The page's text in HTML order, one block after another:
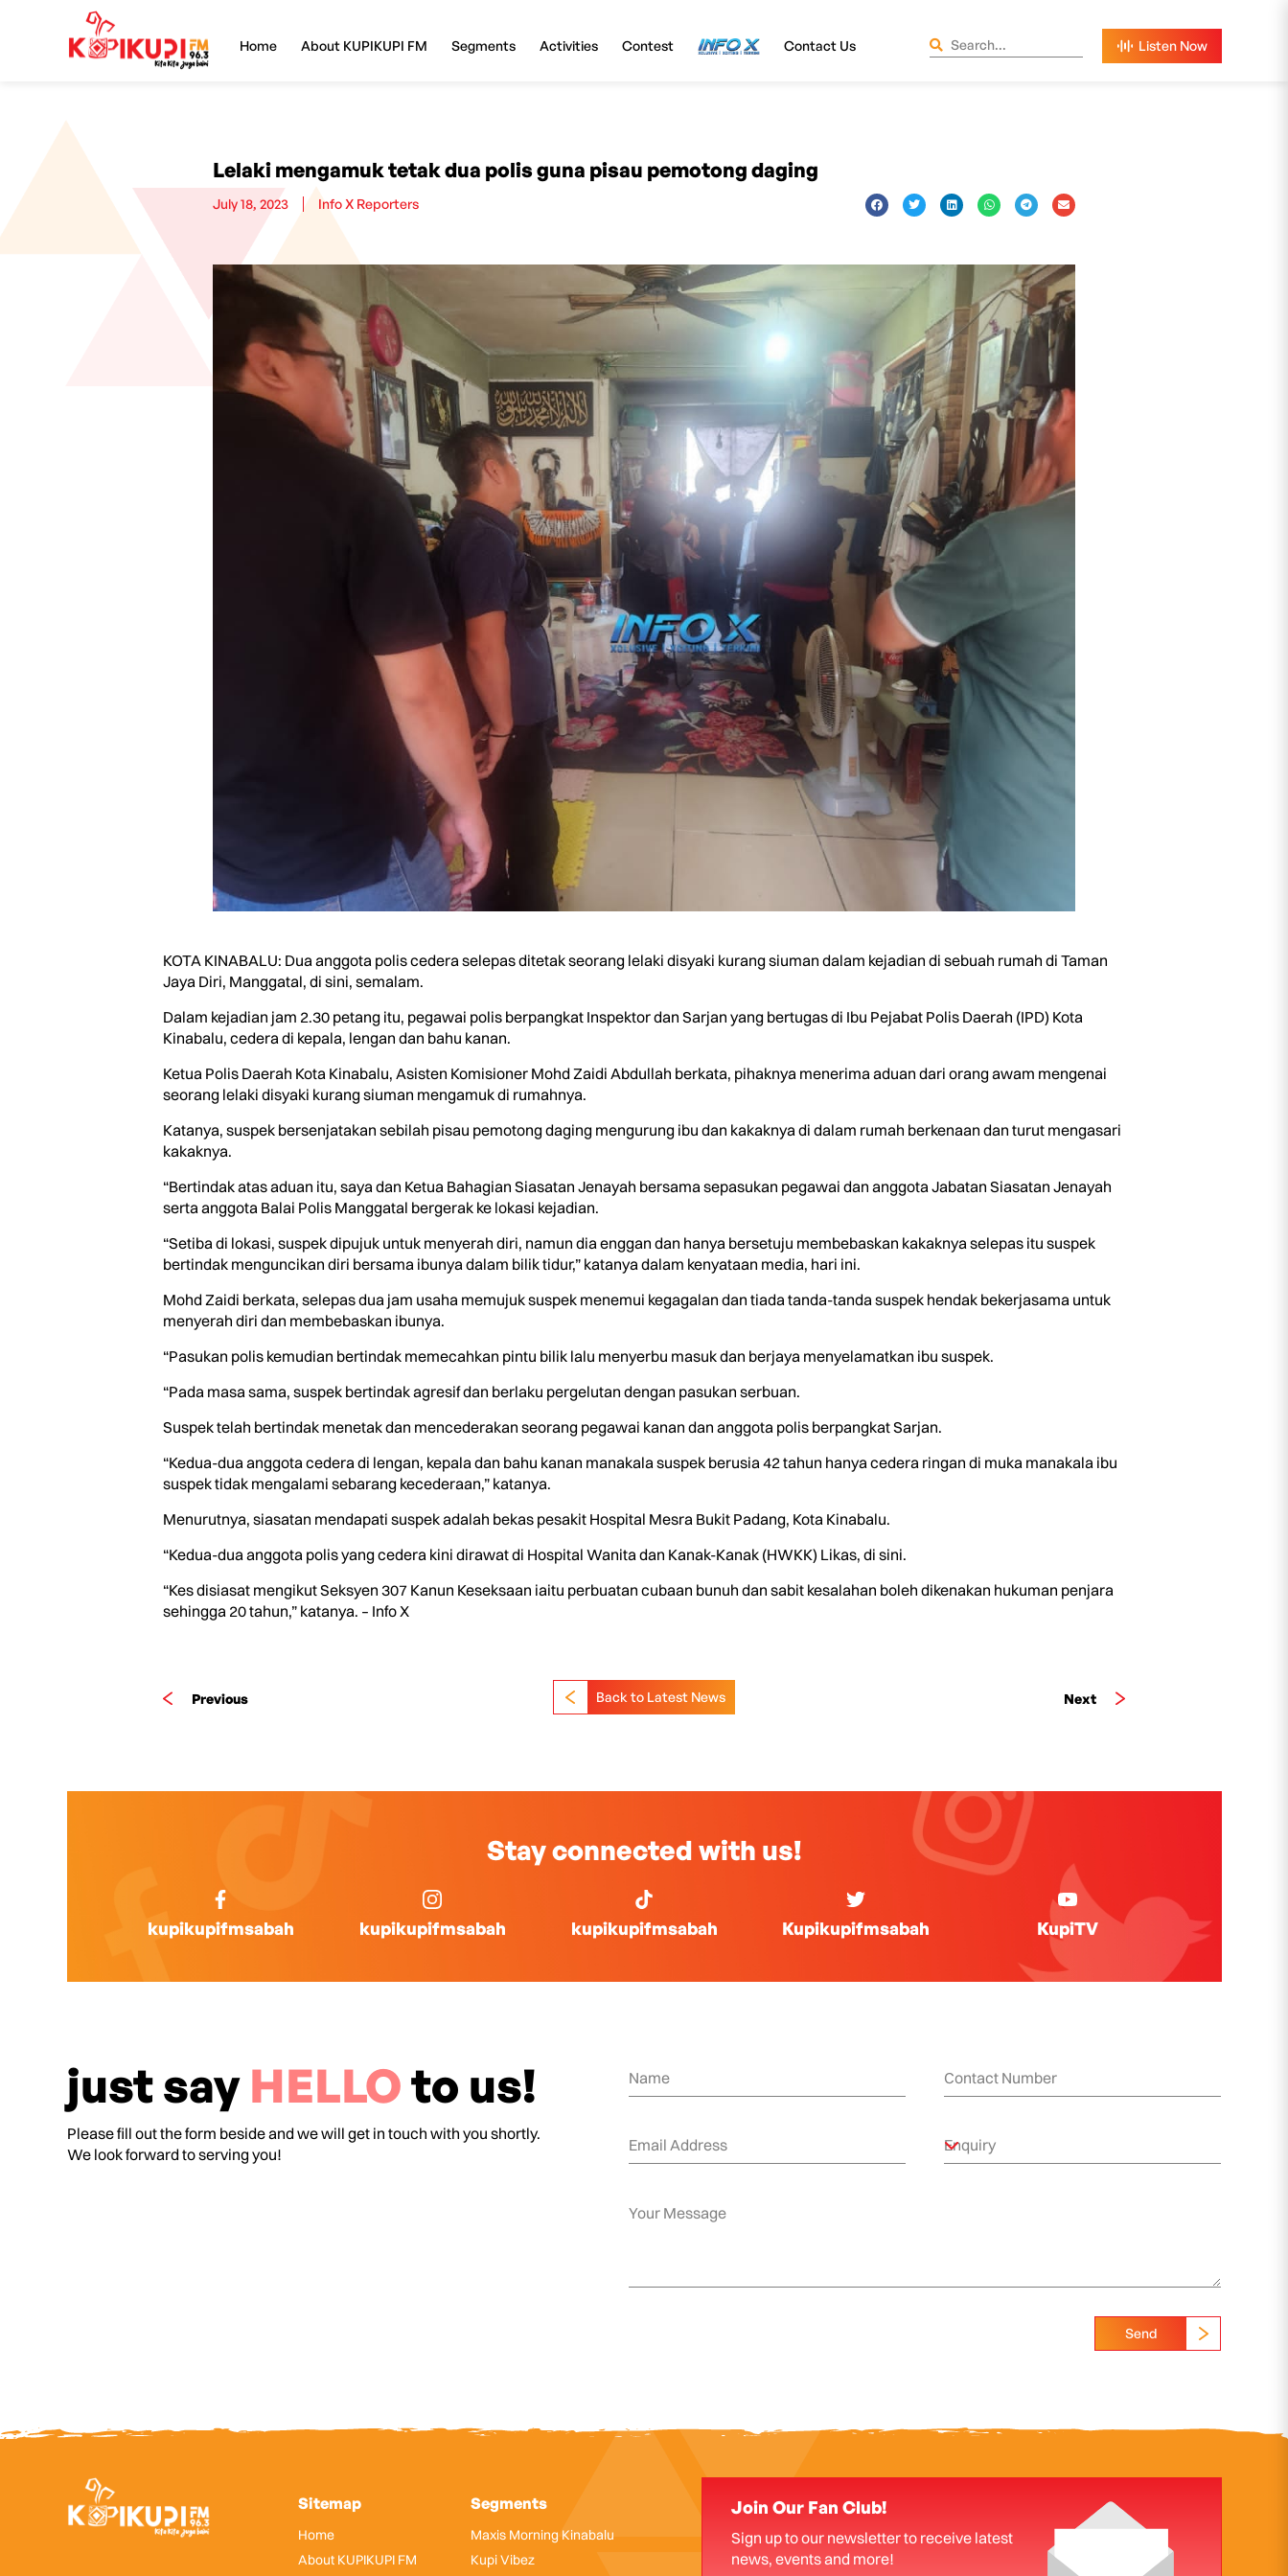
Home About KUPIKUPI FM Segments Activities Contest InfoX Contact Us
Lelaki mengamuk tetak dua polis guna pisau pemotong daging
July 18, 2023 Info X Reporters
KOTA KINABALU: Dua anggota polis cedera selepas ditetak seorang lelaki disyaki kurang siuman dalam kejadian di sebuah rumah di Taman
Jaya Diri, Manggatal, di sini, semalam.
Dalam kejadian jam 2.30 petang itu, pegawai polis berpangkat Inspektor dan Sarjan yang bertugas di Ibu Pejabat Polis Daerah (IPD) Kota
Kinabalu, cedera di kepala, lengan dan bahu kanan.
Ketua Polis Daerah Kota Kinabalu, Asisten Komisioner Mohd Zaidi Abdullah berkata, pihaknya menerima aduan dari orang awam mengenai
seorang lelaki disyaki kurang siuman mengamuk di rumahnya.
Katanya, suspek bersenjatakan sebilah pisau pemotong daging mengurung ibu dan kakaknya di dalam rumah berkenaan dan turut mengasari
kakaknya.
“Bertindak atas aduan itu, saya dan Ketua Bahagian Siasatan Jenayah bersama sepasukan pegawai dan anggota Jabatan Siasatan Jenayah
serta anggota Balai Polis Manggatal bergerak ke lokasi kejadian.
“Setiba di lokasi, suspek dipujuk untuk menyerah diri, namun dia enggan dan hanya bersetuju membebaskan kakaknya selepas itu suspek
bertindak menguncikan diri bersama ibunya dalam bilik tidur,” katanya dalam kenyataan media, hari ini.
Mohd Zaidi berkata, selepas dua jam usaha memujuk suspek menemui kegagalan dan tiada tanda-tanda suspek hendak bekerjasama untuk
menyerah diri dan membebaskan ibunya.
“Pasukan polis kemudian bertindak memecahkan pintu bilik lalu menyerbu masuk dan berjaya menyelamatkan ibu suspek.
“Pada masa sama, suspek bertindak agresif dan berlaku pergelutan dengan pasukan serbuan.
Suspek telah bertindak menetak dan mencederakan seorang pegawai kanan dan anggota polis berpangkat Sarjan.
“Kedua-dua anggota cedera di lengan, kepala dan bahu kanan manakala suspek berusia 42 tahun hanya cedera ringan di muka manakala ibu
suspek tidak mengalami sebarang kecederaan,” katanya.
Menurutnya, siasatan mendapati suspek adalah bekas pesakit Hospital Mesra Bukit Padang, Kota Kinabalu.
“Kedua-dua anggota polis yang cedera kini dirawat di Hospital Wanita dan Kanak-Kanak (HWKK) Likas, di sini.
“Kes disiasat mengikut Seksyen 307 Kanun Keseksaan iaitu perbuatan cubaan bunuh dan sabit kesalahan boleh dikenakan hukuman penjara
sehingga 20 tahun,” katanya. – Info X
Previous Next
Back to Latest News
Stay connected with us!
kupikupifmsabah kupikupifmsabah kupikupifmsabah Kupikupifmsabah KupiTV
just say HELLOto us!
Please fill out the form beside and we will get in touch with you shortly.
We look forward to serving you!
Send
Sitemap
Home
About KUPIKUPI FM
Segments
Maxis Morning Kinabalu
Kupi Vibez
Join Our Fan Club!
Sign up to our newsletter to receive latest
news, events and more!